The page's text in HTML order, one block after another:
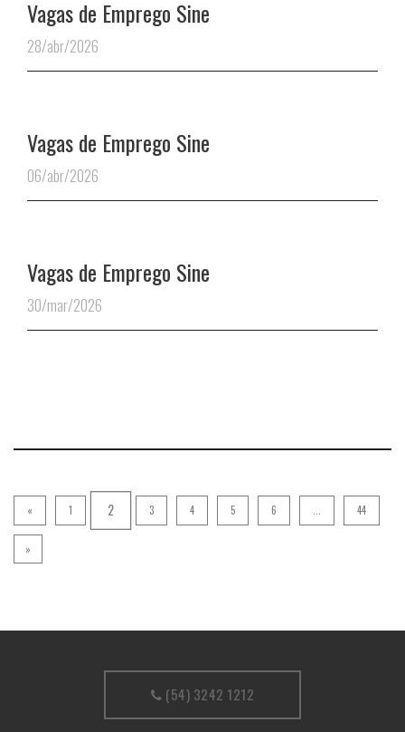
Vagas de Emprego Sine
28/abr/2026
Vagas de Emprego Sine
06/abr/2026
Vagas de Emprego Sine
30/mar/2026
« 1 2 3 4 5 6 44
»
(54) 3242 1212